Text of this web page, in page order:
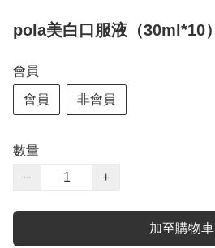
pola美白口服液（30ml*10）
會員
會員 非會員
數量
−
+
加至購物車